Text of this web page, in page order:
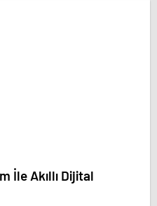
İle Akıllı Dijital